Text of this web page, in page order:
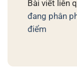
Bài viết liên
đang phân
điểm